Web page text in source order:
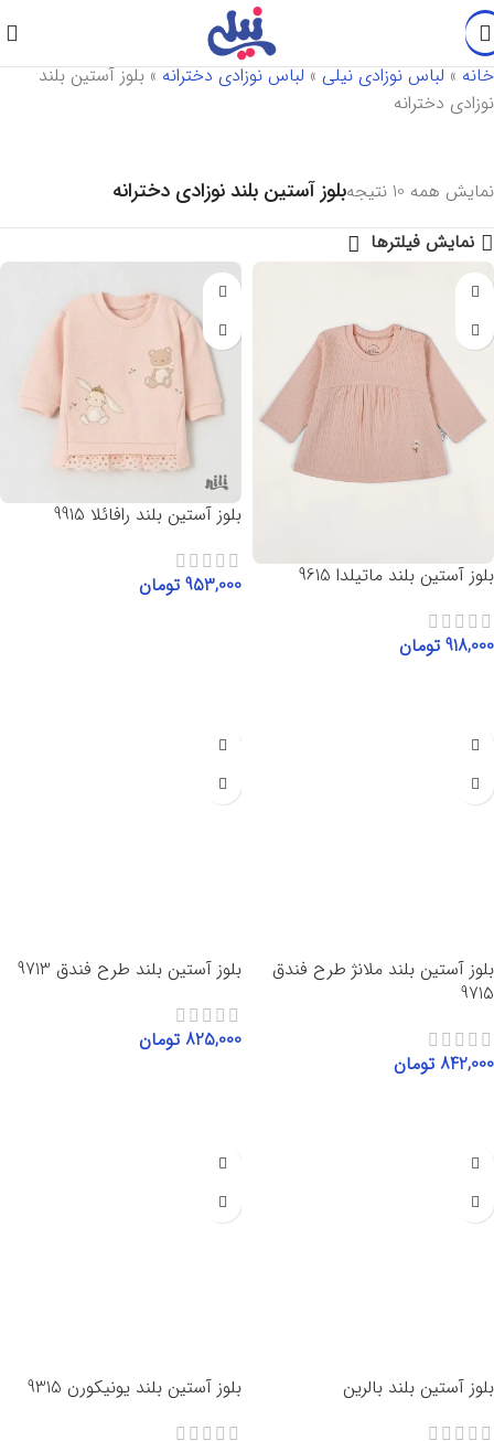
خانه»لباس نوزادی نیلی»لباس نوزادی دخترانه»بلوز آستین بلند
نوزادی دخترانه
نمایش همه 10 نتیجه بلوز آستین بلند نوزادی دخترانه
نمایش فیلترها
بلوز آستین بلند ماتیلدا 9615
918,000 تومان
بلوز آستین بلند رافائلا 9915
953,000 تومان
بلوز آستین بلند ملانژ طرح فندق
9715
842,000 تومان
بلوز آستین بلند طرح فندق 9713
825,000 تومان
بلوز آستین بلند بالرین بلوز آستین بلند یونیکورن 9315